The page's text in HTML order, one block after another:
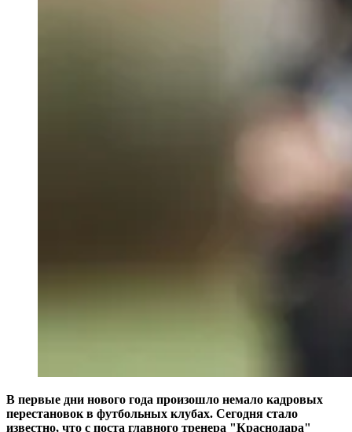
В первые дни нового года произошло немало кадровых
перестановок в футбольных клубах. Сегодня стало
известно, что с поста главного тренера "Краснодара"